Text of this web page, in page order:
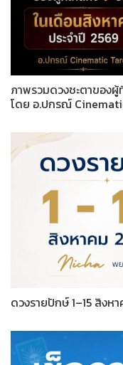
ภาพรวมดวงชะตาของผู้
โดย อ.ปกรณ์
ดวงรายปักษ์ 1–15 สิง